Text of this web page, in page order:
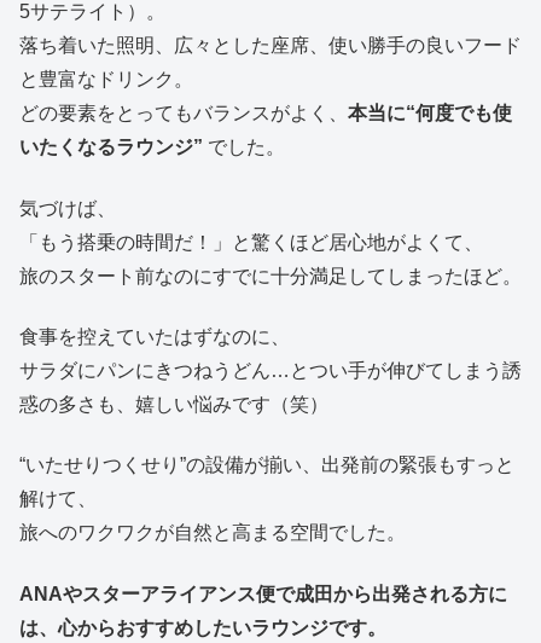
5サテライト）。
落ち着いた照明、広々とした座席、使い勝手の良いフード
と豊富なドリンク。
どの要素をとってもバランスがよく、 本当に“何度でも使
いたくなるラウンジ” でした。
気づけば、
「もう搭乗の時間だ！」と驚くほど居心地がよくて、
旅のスタート前なのにすでに十分満足してしまったほど。
食事を控えていたはずなのに、
サラダにパンにきつねうどん…とつい手が伸びてしまう誘
惑の多さも、嬉しい悩みです（笑）
“いたせりつくせり”の設備が揃い、出発前の緊張もすっと
解けて、
旅へのワクワクが自然と高まる空間でした。
ANAやスターアライアンス便で成田から出発される方に
は、心からおすすめしたいラウンジです。